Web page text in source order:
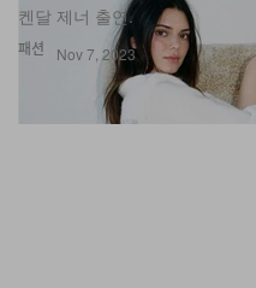
패션
켄달 제너 출연.
Nov 7, 2023